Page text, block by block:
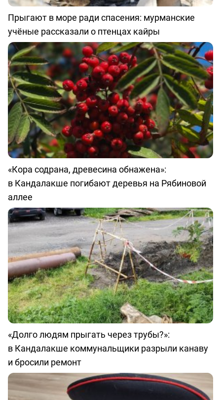
Прыгают в море ради спасения: мурманские
учёные рассказали о птенцах кайры
«Кора содрана, древесина обнажена»:
в Кандалакше погибают деревья на Рябиновой
аллее
«Долго людям прыгать через трубы?»:
в Кандалакше коммунальщики разрыли канаву
и бросили ремонт